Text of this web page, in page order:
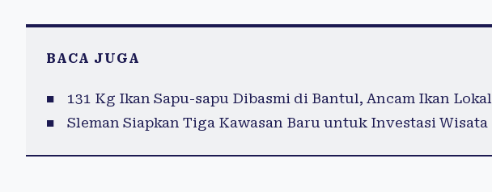
BACA JUGA
131 Kg Ikan Sapu-sapu Dibasmi di Bantul, Ancam Ikan Lokal
Sleman Siapkan Tiga Kawasan Baru untuk Investasi Wisata